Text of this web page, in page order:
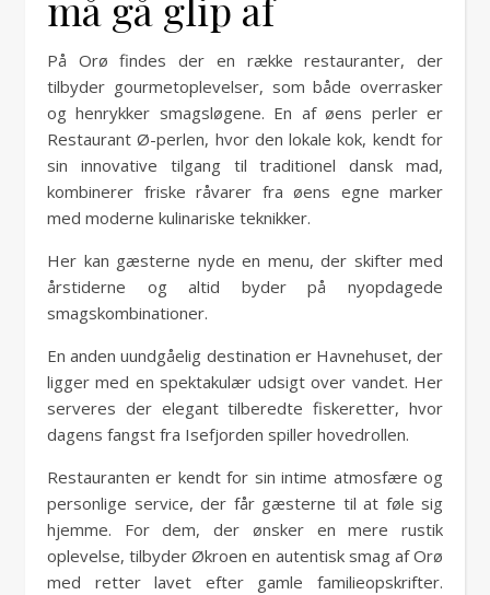
På Orø findes der en række restauranter, der
tilbyder gourmetoplevelser, som både overrasker
og henrykker smagsløgene. En af øens perler er
Restaurant Ø-perlen, hvor den lokale kok, kendt for
sin innovative tilgang til traditionel dansk mad,
kombinerer friske råvarer fra øens egne marker
med moderne kulinariske teknikker.
Her kan gæsterne nyde en menu, der skifter med
årstiderne og altid byder på nyopdagede
smagskombinationer.
En anden uundgåelig destination er Havnehuset, der
ligger med en spektakulær udsigt over vandet. Her
serveres der elegant tilberedte fiskeretter, hvor
dagens fangst fra Isefjorden spiller hovedrollen.
Restauranten er kendt for sin intime atmosfære og
personlige service, der får gæsterne til at føle sig
hjemme. For dem, der ønsker en mere rustik
oplevelse, tilbyder Økroen en autentisk smag af Orø
med retter lavet efter gamle familieopskrifter.